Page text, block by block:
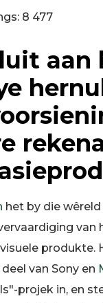
8 477
aan
het by die
van
produkte.
van Sony en
projek in, en